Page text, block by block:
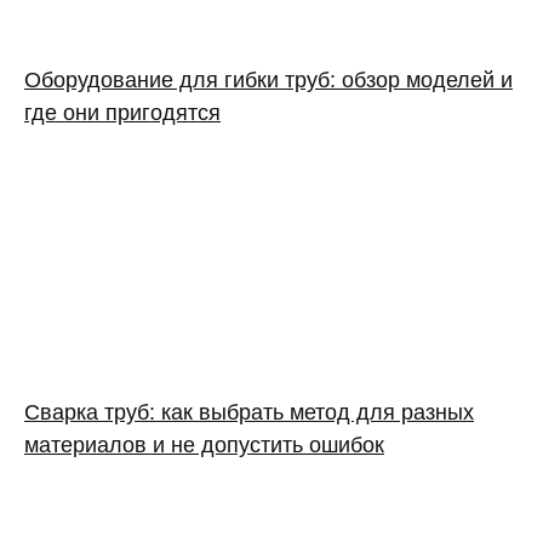
Оборудование для гибки труб: обзор моделей и
где они пригодятся
Сварка труб: как выбрать метод для разных
материалов и не допустить ошибок